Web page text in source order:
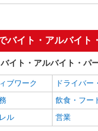
の求人を探す
未経験歓迎
新卒・第二
主婦・主夫
学歴不問
ミドル（40
バイト・アルバイト
イト・アルバイト・パ
ブワーク
ドライバー
飲食・フー
ル
営業